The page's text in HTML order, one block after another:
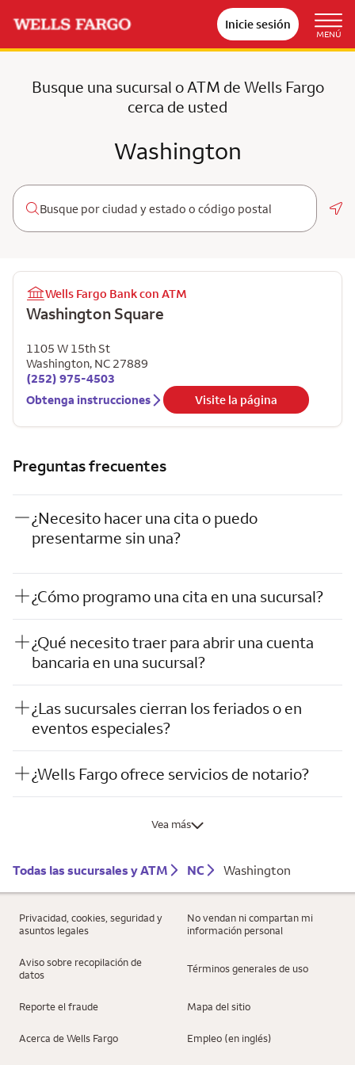
Inicie sesión
MENÚ
Busque una sucursal o ATM de Wells Fargo
cerca de usted
Washington
Wells Fargo Bank con ATM
Washington Square
1105 W 15th St
Washington, NC 27889
(252) 975-4503
Obtenga instrucciones
Visite la página
Preguntas frecuentes
¿Necesito hacer una cita o puedo
presentarme sin una?
¿Cómo programo una cita en una sucursal?
¿Qué necesito traer para abrir una cuenta
bancaria en una sucursal?
¿Las sucursales cierran los feriados o en
eventos especiales?
¿Wells Fargo ofrece servicios de notario?
Vea más
Todas las sucursales y ATM NC Washington
Privacidad, cookies, seguridad y
asuntos legales
No vendan ni compartan mi
información personal
Aviso sobre recopilación de
datos
Términos generales de uso
Reporte el fraude Mapa del sitio
Acerca de Wells Fargo Empleo (en inglés)